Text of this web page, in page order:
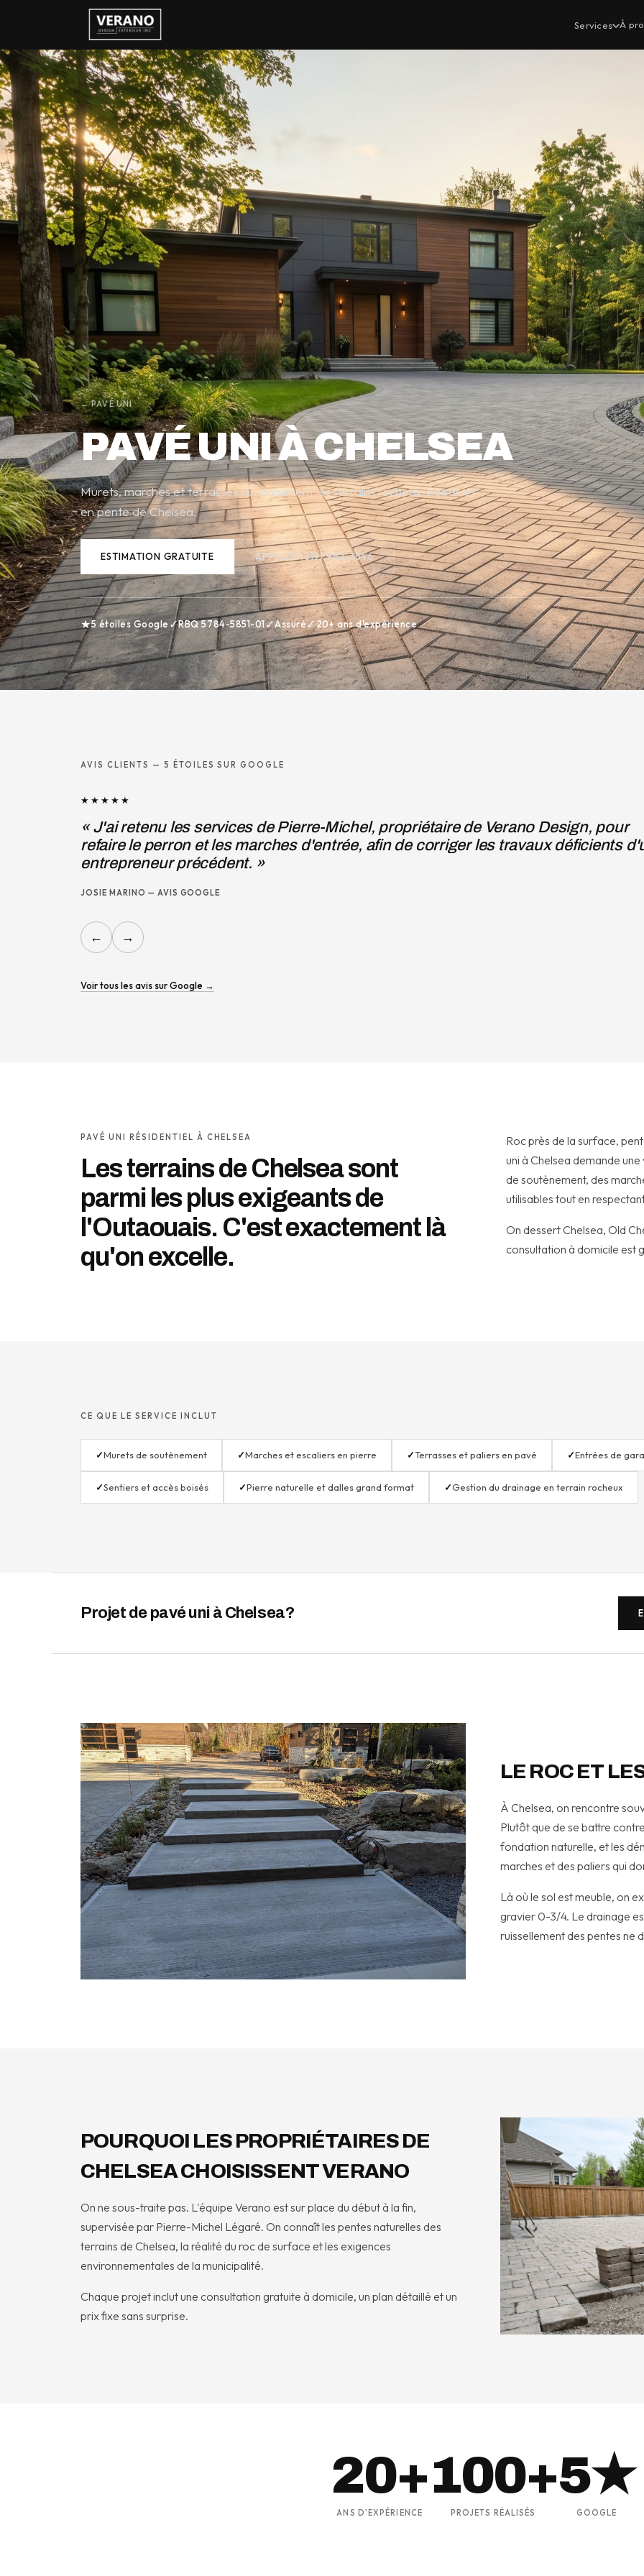
Services À
← PAVÉ UNI
PAVÉ UNI À CHELSEA
Murets, marches et terrasses qui domptent les terrains rocheux, boisés et
en pente de Chelsea.
ESTIMATION GRATUITE APPELER (819) 962-3546
★5 étoiles Google ✓RBQ 5784-5851-01✓Assuré✓20+ ans d'expérience
AVIS CLIENTS — 5 ÉTOILES SUR GOOGLE
★★★★★
« J'ai retenu les services de Pierre-Michel, propriétaire de Verano Design, pour
refaire le perron et les marches d'entrée, afin de corriger les travaux déficients
entrepreneur précédent. »
JOSIE MARINO — AVIS GOOGLE
← →
Voir tous les avis sur Google →
PAVÉ UNI RÉSIDENTIEL À CHELSEA
Les terrains de Chelsea sont
parmi les plus exigeants de
l'Outaouais. C'est exactement là
qu'on excelle.
Roc près de la surface,
uni à Chelsea demande
de soutènement, des
utilisables tout en
On dessert Chelsea, Old
consultation à domicile est
CE QUE LE SERVICE INCLUT
✓Murets de soutènement ✓Marches et escaliers en pierre ✓Terrasses et paliers en pavé ✓Entrées de
✓Sentiers et accès boisés ✓Pierre naturelle et dalles grand format ✓Gestion du drainage en terrain rocheux
Projet de pavé uni à Chelsea?
LE ROC ET
À Chelsea, on rencontre
Plutôt que de se battre
fondation naturelle, et les
marches et des paliers qui
Là où le sol est meuble, on
gravier 0-3/4. Le drainage
ruissellement des pentes ne
POURQUOI LES PROPRIÉTAIRES DE
CHELSEA CHOISISSENT VERANO
On ne sous-traite pas. L'équipe Verano est sur place du début à la fin,
supervisée par Pierre-Michel Légaré. On connaît les pentes naturelles des
terrains de Chelsea, la réalité du roc de surface et les exigences
environnementales de la municipalité.
Chaque projet inclut une consultation gratuite à domicile, un plan détaillé et un
prix fixe sans surprise.
20+
ANS D'EXPÉRIENCE
100+
PROJETS RÉALISÉS
5★
GOOGLE